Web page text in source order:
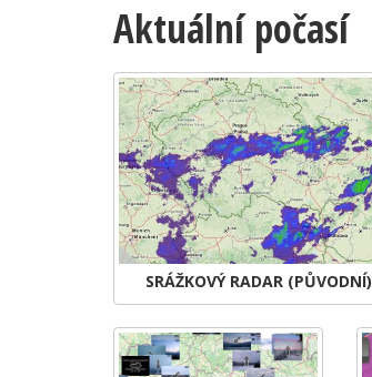
Aktuální počasí
SRÁŽKOVÝ RADAR (PŮVODNÍ)